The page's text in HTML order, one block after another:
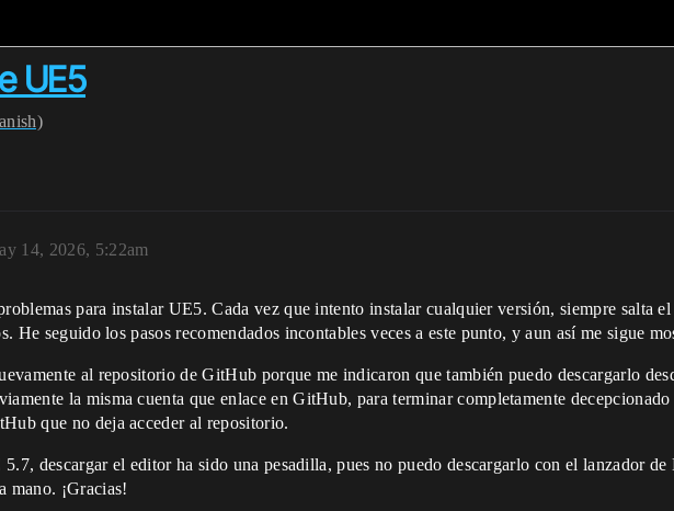
UE5
14, 2026, 5:22am
para instalar UE5. Cada vez que intento instalar cualquier versión, siempre salta
He seguido los pasos recomendados incontables veces a este punto, y aun así me sigue
al repositorio de GitHub porque me indicaron que también puedo descargarlo
la misma cuenta que enlace en GitHub, para terminar completamente
que no deja acceder al repositorio.
descargar el editor ha sido una pesadilla, pues no puedo descargarlo con el lanzador
mano. ¡Gracias!